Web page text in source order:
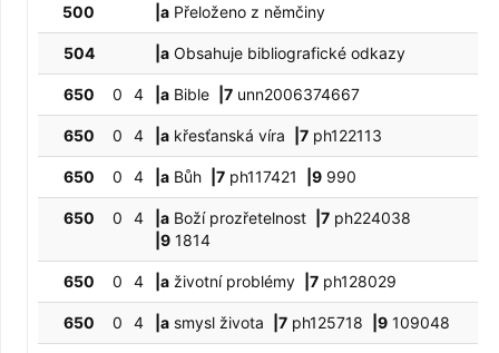
500 |a Přeloženo z němčiny
504 |a Obsahuje bibliografické odkazy
650 0 4 |a Bible |7 unn2006374667
650 0 4 |a křesťanská víra |7 ph122113
650 0 4 |a Bůh |7 ph117421 |9 990
650 0 4 |a Boží prozřetelnost |7 ph224038
|9 1814
650 0 4 |a životní problémy |7 ph128029
650 0 4 |a smysl života |7 ph125718 |9 109048